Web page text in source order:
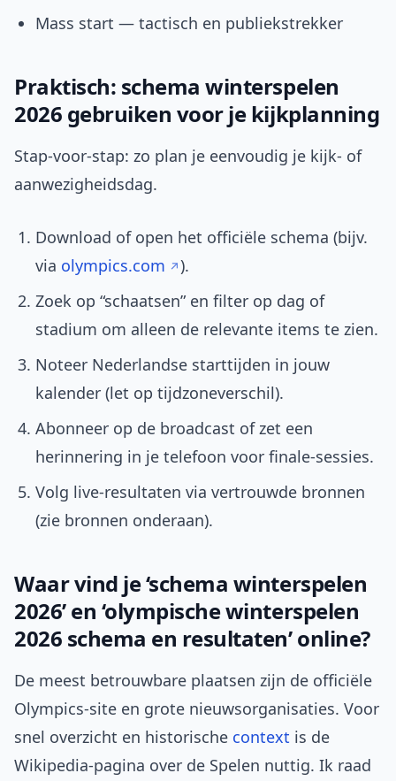
Mass start — tactisch en publiekstrekker
Praktisch: schema winterspelen
2026 gebruiken voor je kijkplanning
Stap-voor-stap: zo plan je eenvoudig je kijk- of
aanwezigheidsdag.
Download of open het officiële schema (bijv.
via olympics.com
).
Zoek op “schaatsen” en filter op dag of
stadium om alleen de relevante items te zien.
Noteer Nederlandse starttijden in jouw
kalender (let op tijdzoneverschil).
Abonneer op de broadcast of zet een
herinnering in je telefoon voor finale-sessies.
Volg live-resultaten via vertrouwde bronnen
(zie bronnen onderaan).
Waar vind je ‘schema winterspelen
2026’ en ‘olympische winterspelen
2026 schema en resultaten’ online?
De meest betrouwbare plaatsen zijn de officiële
Olympics-site en grote nieuwsorganisaties. Voor
snel overzicht en historische context is de
Wikipedia-pagina over de Spelen nuttig. Ik raad